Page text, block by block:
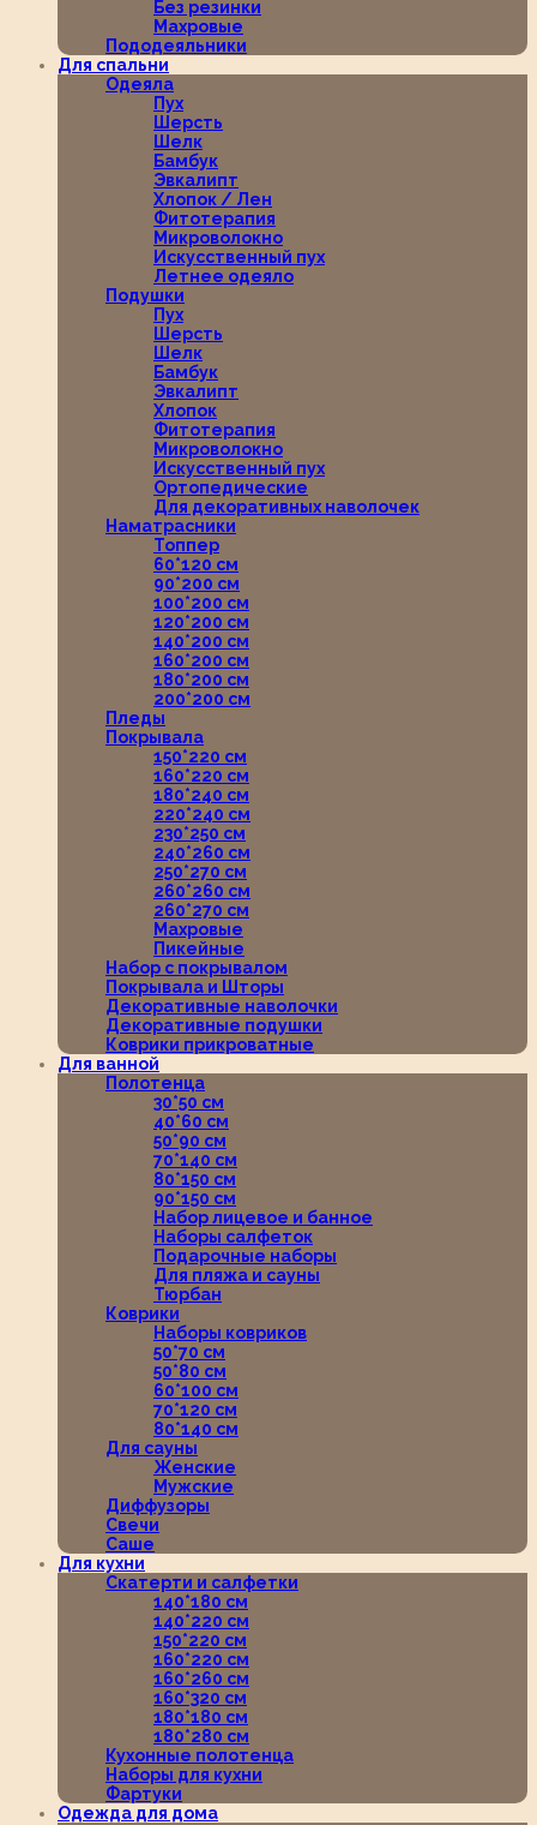
Без резинки
Махровые
Пододеяльники
Для спальни
Одеяла
Пух
Шерсть
Шелк
Бамбук
Эвкалипт
Хлопок / Лен
Фитотерапия
Микроволокно
Искусственный пух
Летнее одеяло
Подушки
Пух
Шерсть
Шелк
Бамбук
Эвкалипт
Хлопок
Фитотерапия
Микроволокно
Искусственный пух
Ортопедические
Для декоративных наволочек
Наматрасники
Топпер
60*120 см
90*200 см
100*200 см
120*200 см
140*200 см
160*200 см
180*200 см
200*200 см
Пледы
Покрывала
150*220 см
160*220 см
180*240 см
220*240 см
230*250 см
240*260 см
250*270 см
260*260 см
260*270 см
Махровые
Пикейные
Набор с покрывалом
Покрывала и Шторы
Декоративные наволочки
Декоративные подушки
Коврики прикроватные
Для ванной
Полотенца
30*50 см
40*60 см
50*90 см
70*140 см
80*150 см
90*150 см
Набор лицевое и банное
Наборы салфеток
Подарочные наборы
Для пляжа и сауны
Тюрбан
Коврики
Наборы ковриков
50*70 см
50*80 см
60*100 см
70*120 см
80*140 см
Для сауны
Женские
Мужские
Диффузоры
Свечи
Саше
Для кухни
Скатерти и салфетки
140*180 см
140*220 см
150*220 см
160*220 см
160*260 см
160*320 см
180*180 см
180*280 см
Кухонные полотенца
Наборы для кухни
Фартуки
Одежда для дома